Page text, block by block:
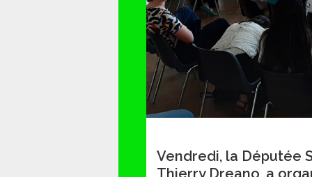
Vendredi, la Députée
Thierry Dreano, a